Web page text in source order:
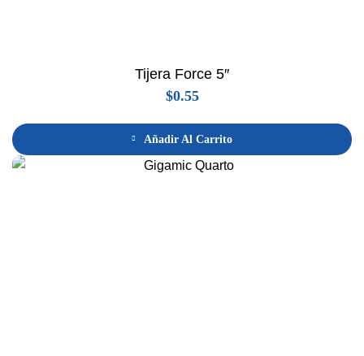
Tijera Force 5″
$0.55
Añadir Al Carrito